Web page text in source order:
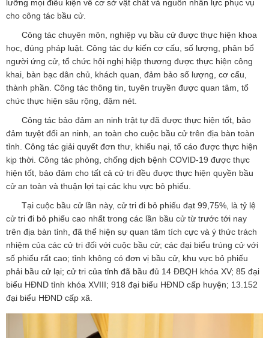
lưỡng mọi điều kiện về cơ sở vật chất và nguồn nhân lực phục vụ
cho công tác bầu cử.
Công tác chuyên môn, nghiệp vụ bầu cử được thực hiện khoa
học, đúng pháp luật. Công tác dự kiến cơ cấu, số lượng, phân bổ
người ứng cử, tổ chức hội nghị hiệp thương được thực hiện công
khai, bàn bạc dân chủ, khách quan, đảm bảo số lượng, cơ cấu,
thành phần. Công tác thông tin, tuyên truyền được quan tâm, tổ
chức thực hiện sâu rộng, đậm nét.
Công tác bảo đảm an ninh trật tự đã được thực hiện tốt, bảo
đảm tuyệt đối an ninh, an toàn cho cuộc bầu cử trên địa bàn toàn
tỉnh. Công tác giải quyết đơn thư, khiếu nại, tố cáo được thực hiện
kịp thời. Công tác phòng, chống dịch bệnh COVID-19 được thực
hiện tốt, bảo đảm cho tất cả cử tri đều được thực hiện quyền bầu
cử an toàn và thuận lợi tại các khu vực bỏ phiếu.
Tại cuộc bầu cử lần này, cử tri đi bỏ phiếu đạt 99,75%, là tỷ lệ
cử tri đi bỏ phiếu cao nhất trong các lần bầu cử từ trước tới nay
trên địa bàn tỉnh, đã thể hiện sự quan tâm tích cực và ý thức trách
nhiệm của các cử tri đối với cuộc bầu cử; các đại biểu trúng cử với
số phiếu rất cao; tỉnh không có đơn vị bầu cử, khu vực bỏ phiếu
phải bầu cử lại; cử tri của tỉnh đã bầu đủ 14 ĐBQH khóa XV; 85 đại
biểu HĐND tỉnh khóa XVIII; 918 đại biểu HĐND cấp huyện; 13.152
đại biểu HĐND cấp xã.